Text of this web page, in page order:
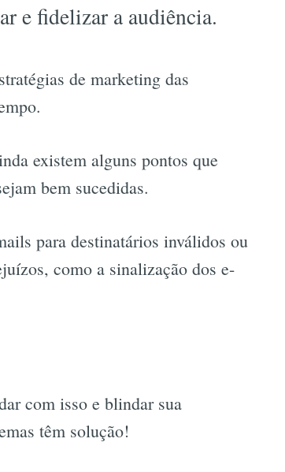
e fidelizar a audiência.
de marketing das
existem alguns pontos que
bem sucedidas.
para destinatários inválidos ou
como a sinalização dos e-
com isso e blindar sua
têm solução!